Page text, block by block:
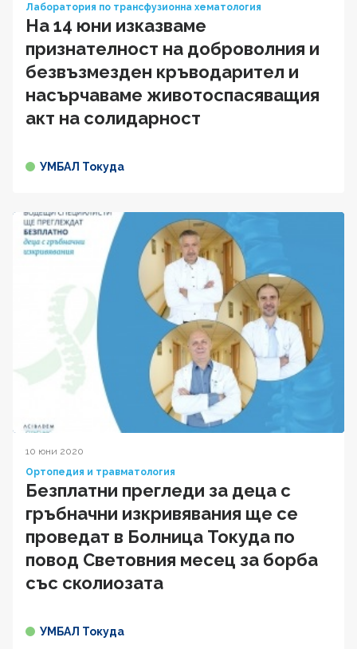
Лаборатория по трансфузионна хематология
На 14 юни изказваме
признателност на доброволния и
безвъзмезден кръводарител и
насърчаваме животоспасяващия
акт на солидарност
УМБАЛ Токуда
10 юни 2020
Ортопедия и травматология
Безплатни прегледи за деца с
гръбначни изкривявания ще се
проведат в Болница Токуда по
повод Световния месец за борба
със сколиозата
УМБАЛ Токуда